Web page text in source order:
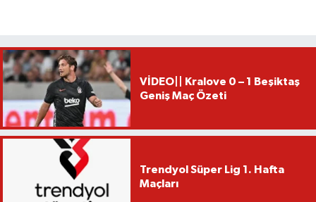
VİDEO|| Kralove 0 – 1 Beşiktaş
Geniş Maç Özeti
Trendyol Süper Lig 1. Hafta
Maçları